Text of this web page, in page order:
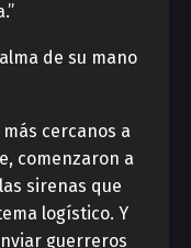
de su mano
cercanos a
comenzaron a
sirenas que
logístico. Y
guerreros